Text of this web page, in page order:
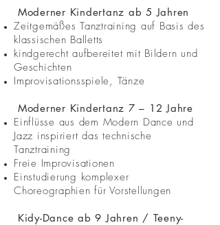
Moderner Kindertanz ab 5 Jahren
Zeitgemäßes Tanztraining auf Basis des
klassischen Balletts
kindgerecht aufbereitet mit Bildern und
Geschichten
Improvisationsspiele, Tänze
Moderner Kindertanz 7 – 12 Jahre
Einflüsse aus dem Modern Dance und
Jazz inspiriert das technische
Tanztraining
Freie Improvisationen
Einstudierung komplexer
Choreographien für Vorstellungen
Kidy-Dance ab 9 Jahren / Teeny-